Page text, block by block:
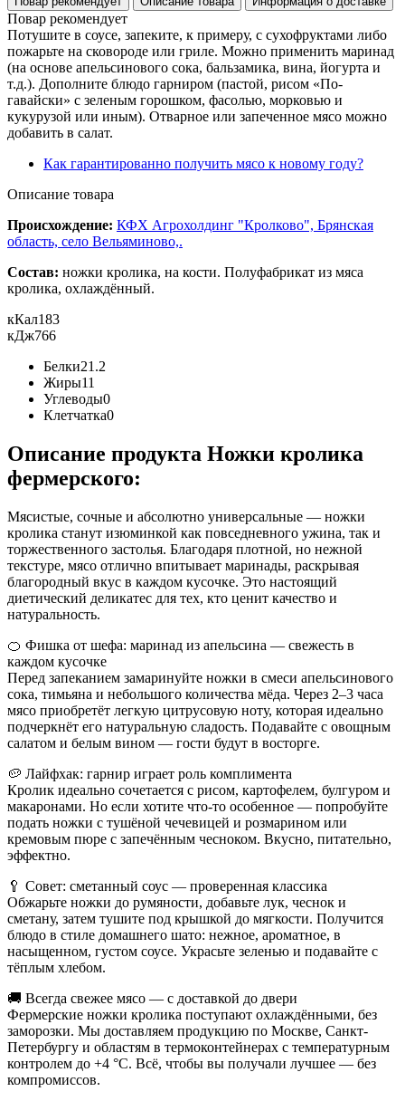
Повар рекомендует
Потушите в соусе, запеките, к примеру, с сухофруктами либо
пожарьте на сковороде или гриле. Можно применить маринад
(на основе апельсинового сока, бальзамика, вина, йогурта и
т.д.). Дополните блюдо гарниром (пастой, рисом «По-
гавайски» с зеленым горошком, фасолью, морковью и
кукурузой или иным). Отварное или запеченное мясо можно
добавить в салат.
Как гарантированно получить мясо к новому году?
Описание товара
Происхождение: КФХ Агрохолдинг "Кролково", Брянская
область, село Вельяминово,.
Состав: ножки кролика, на кости. Полуфабрикат из мяса
кролика, охлаждённый.
кКал183
кДж766
Белки21.2
Жиры11
Углеводы0
Клетчатка0
Описание продукта Ножки кролика
фермерского:
Мясистые, сочные и абсолютно универсальные — ножки
кролика станут изюминкой как повседневного ужина, так и
торжественного застолья. Благодаря плотной, но нежной
текстуре, мясо отлично впитывает маринады, раскрывая
благородный вкус в каждом кусочке. Это настоящий
диетический деликатес для тех, кто ценит качество и
натуральность.
🍊 Фишка от шефа: маринад из апельсина — свежесть в
каждом кусочке
Перед запеканием замаринуйте ножки в смеси апельсинового
сока, тимьяна и небольшого количества мёда. Через 2–3 часа
мясо приобретёт легкую цитрусовую ноту, которая идеально
подчеркнёт его натуральную сладость. Подавайте с овощным
салатом и белым вином — гости будут в восторге.
🥔 Лайфхак: гарнир играет роль комплимента
Кролик идеально сочетается с рисом, картофелем, булгуром и
макаронами. Но если хотите что-то особенное — попробуйте
подать ножки с тушёной чечевицей и розмарином или
кремовым пюре с запечённым чесноком. Вкусно, питательно,
эффектно.
🥄 Совет: сметанный соус — проверенная классика
Обжарьте ножки до румяности, добавьте лук, чеснок и
сметану, затем тушите под крышкой до мягкости. Получится
блюдо в стиле домашнего шато: нежное, ароматное, в
насыщенном, густом соусе. Украсьте зеленью и подавайте с
тёплым хлебом.
🚚 Всегда свежее мясо — с доставкой до двери
Фермерские ножки кролика поступают охлаждёнными, без
заморозки. Мы доставляем продукцию по Москве, Санкт-
Петербургу и областям в термоконтейнерах с температурным
контролем до +4 °C. Всё, чтобы вы получали лучшее — без
компромиссов.